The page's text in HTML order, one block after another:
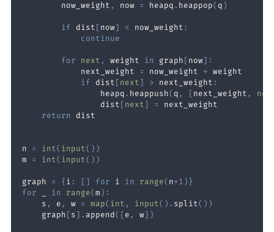
        now_weight
, now = heapq . heappop( q )
if dist [ now] < now_weight :
continue
for next , weight in graph [ now] :
            next_weight
= now_weight +
if dist [ next ] > next_weight :
                heapq
. heappush( q , [ next_weight ,
                dist
[ next ] =
return
n = int( input( ) )
m = int( input( ) )
graph = { i : [ ] for i in range( n+1 ) }
for
in range(m ) :
    s
, e , w = map( int , input( ) . split( ) )
    graph
[ s ] . append ( [ e , w] )